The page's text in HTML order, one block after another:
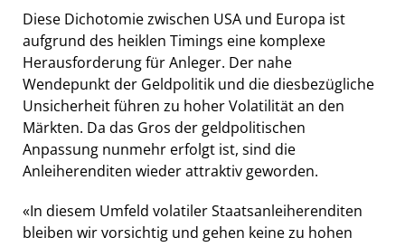
Diese Dichotomie zwischen USA und Europa ist
aufgrund des heiklen Timings eine komplexe
Herausforderung für Anleger. Der nahe
Wendepunkt der Geldpolitik und die diesbezügliche
Unsicherheit führen zu hoher Volatilität an den
Märkten. Da das Gros der geldpolitischen
Anpassung nunmehr erfolgt ist, sind die
Anleiherenditen wieder attraktiv geworden.
«In diesem Umfeld volatiler Staatsanleiherenditen
bleiben wir vorsichtig und gehen keine zu hohen